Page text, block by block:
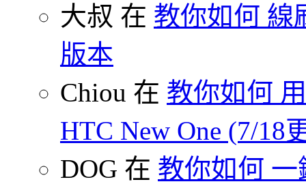
大叔 在 教你如何 線
版本
Chiou 在 教你如何
HTC New One (7/18
DOG 在 教你如何 一